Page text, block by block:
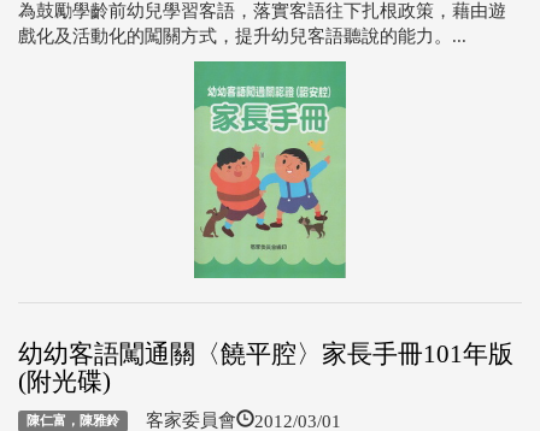
為鼓勵學齡前幼兒學習客語，落實客語往下扎根政策，藉由遊
戲化及活動化的闖關方式，提升幼兒客語聽說的能力。...
幼幼客語闖通關〈饒平腔〉家長手冊101年版
(附光碟)
陳仁富，陳雅鈴 客家委員會 2012/03/01